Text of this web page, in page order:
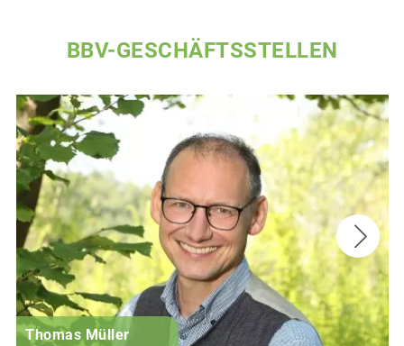
BBV-GESCHÄFTSSTELLEN
Thomas Müller